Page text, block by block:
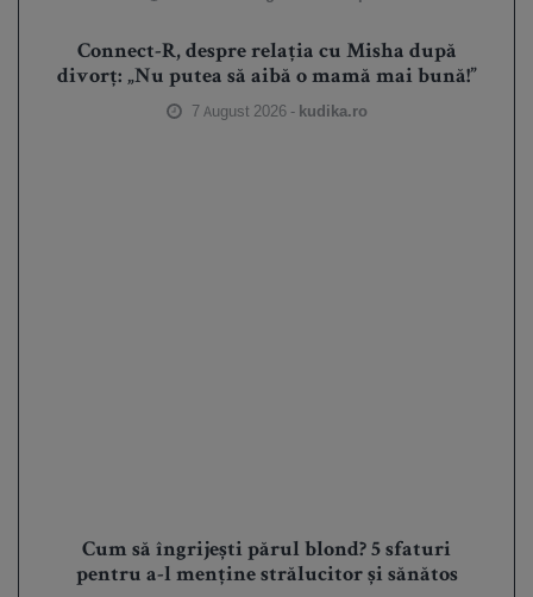
Connect-R, despre relația cu Misha după
divorț: „Nu putea să aibă o mamă mai bună!”
7 August 2026 - kudika.ro
Cum să îngrijești părul blond? 5 sfaturi
pentru a-l menține strălucitor și sănătos